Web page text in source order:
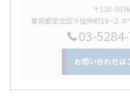
〒120-0036
東京都足立区千住仲町19−２ ホ
03-
お問い合わせは